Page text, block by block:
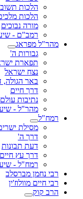
הלכות
הלכות
מורה נבוכים
רמב"ם -
מהר"ל מפראג
גבורות ה'
תפארת
נצח ישראל
באר
דרך חיים
נתיבות עולם
מהר"ל -
רמח"ל
מסילת
דרך ה'
דעת תבונות
דרך עץ חיים
רמח"ל -
רבי נחמן מברסלב
רבי חיים מוולוז'ין
הרב קוק